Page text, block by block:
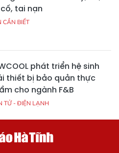
tai nạn
CẦN BIẾT
phát triển hệ sinh
thiết bị bảo quản thực
cho ngành F&B
TỬ - ĐIỆN LẠNH